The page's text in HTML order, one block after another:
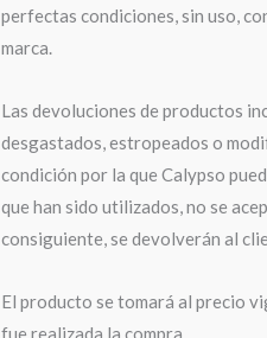
perfectas condiciones, sin uso,
marca.
Las devoluciones de productos
desgastados, estropeados o
condición por la que Calypso
que han sido utilizados, no se
consiguiente, se devolverán al
El producto se tomará al precio
fue realizada la compra